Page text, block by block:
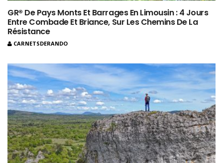
GR® De Pays Monts Et Barrages En Limousin : 4 Jours
Entre Combade Et Briance, Sur Les Chemins De La
Résistance
CARNETSDERANDO